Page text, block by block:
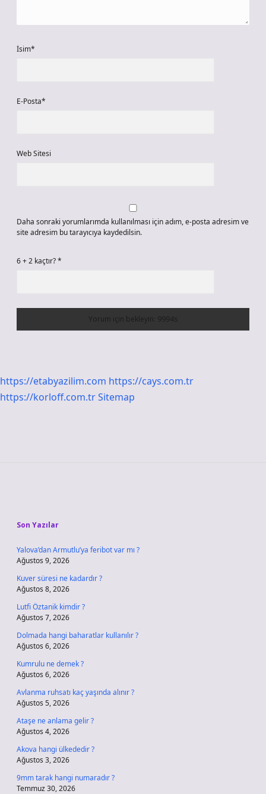
İsim*
E-Posta*
Web Sitesi
Daha sonraki yorumlarımda kullanılması için adım, e-posta adresim ve
site adresim bu tarayıcıya kaydedilsin.
6 + 2 kaçtır?*
https://etabyazilim.com https://cays.com.tr
https://korloff.com.trSitemap
Son Yazılar
Yalova’dan Armutlu’ya feribot var mı ?
Ağustos 9, 2026
Kuver süresi ne kadardır ?
Ağustos 8, 2026
Lutfi Öztanik kimdir ?
Ağustos 7, 2026
Dolmada hangi baharatlar kullanılır ?
Ağustos 6, 2026
Kumrulu ne demek ?
Ağustos 6, 2026
Avlanma ruhsatı kaç yaşında alınır ?
Ağustos 5, 2026
Ataşe ne anlama gelir ?
Ağustos 4, 2026
Akova hangi ülkededir ?
Ağustos 3, 2026
9mm tarak hangi numaradır ?
Temmuz 30, 2026